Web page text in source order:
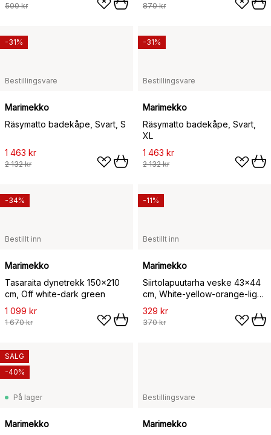
500 kr 870 kr
Bestillingsvare
Marimekko
Räsymatto badekåpe, Svart, S
1 463 kr
2 132 kr
-31%
Bestillingsvare
Marimekko
Räsymatto badekåpe, Svart,
XL
1 463 kr
2 132 kr
-31%
Bestillt inn
Marimekko
Tasaraita dynetrekk 150x210
cm, Off white-dark green
1 099 kr
1 670 kr
-34%
Bestillt inn
Marimekko
Siirtolapuutarha veske 43x44
cm, White-yellow-orange-light
blue
329 kr
370 kr
-11%
På lager
Marimekko
SALG
-40%
Bestillingsvare
Marimekko